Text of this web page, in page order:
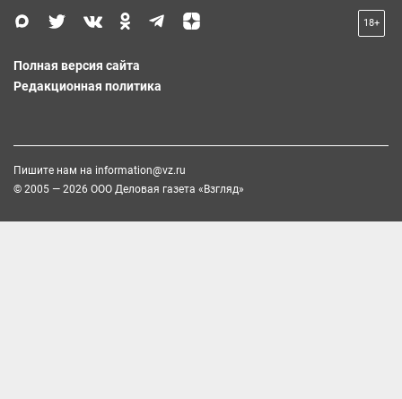
18+
Полная версия сайта
Редакционная политика
Пишите нам на information@vz.ru
© 2005 — 2026 ООО Деловая газета «Взгляд»